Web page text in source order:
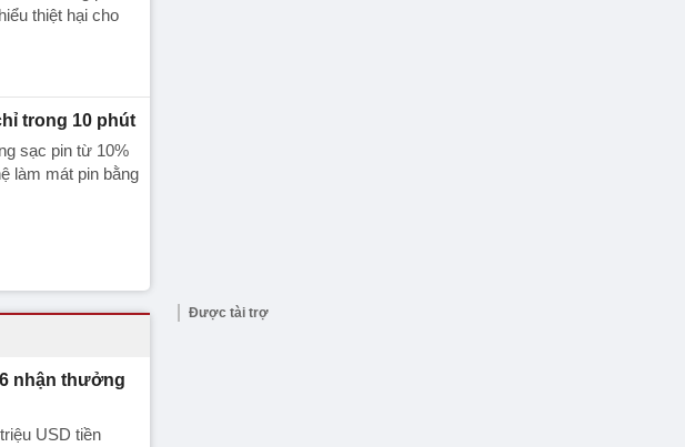
thiệt hại cho
trong 10 phút
sạc pin từ 10%
làm mát pin bằng
nhận thưởng
USD tiền
Được tài trợ